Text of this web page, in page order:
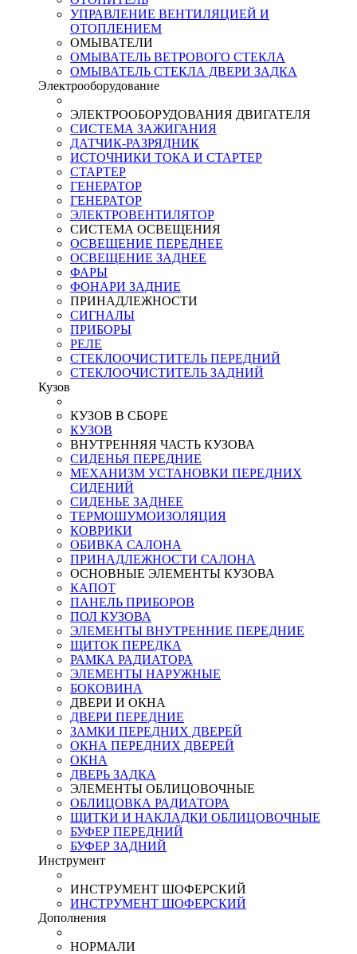
УПРАВЛЕНИЕ ВЕНТИЛЯЦИЕЙ И
ОТОПЛЕНИЕМ
ОМЫВАТЕЛИ
ОМЫВАТЕЛЬ ВЕТРОВОГО СТЕКЛА
ОМЫВАТЕЛЬ СТЕКЛА ДВЕРИ ЗАДКА
Электрооборудование
ЭЛЕКТРООБОРУДОВАНИЯ ДВИГАТЕЛЯ
СИСТЕМА ЗАЖИГАНИЯ
ДАТЧИК-РАЗРЯДНИК
ИСТОЧНИКИ ТОКА И СТАРТЕР
СТАРТЕР
ГЕНЕРАТОР
ГЕНЕРАТОР
ЭЛЕКТРОВЕНТИЛЯТОР
СИСТЕМА ОСВЕЩЕНИЯ
ОСВЕЩЕНИЕ ПЕРЕДНЕЕ
ОСВЕЩЕНИЕ ЗАДНЕЕ
ФАРЫ
ФОНАРИ ЗАДНИЕ
ПРИНАДЛЕЖНОСТИ
СИГНАЛЫ
ПРИБОРЫ
РЕЛЕ
СТЕКЛООЧИСТИТЕЛЬ ПЕРЕДНИЙ
СТЕКЛООЧИСТИТЕЛЬ ЗАДНИЙ
Кузов
КУЗОВ В СБОРЕ
КУЗОВ
ВНУТРЕННЯЯ ЧАСТЬ КУЗОВА
СИДЕНЬЯ ПЕРЕДНИЕ
МЕХАНИЗМ УСТАНОВКИ ПЕРЕДНИХ
СИДЕНИЙ
СИДЕНЬЕ ЗАДНЕЕ
ТЕРМОШУМОИЗОЛЯЦИЯ
КОВРИКИ
ОБИВКА САЛОНА
ПРИНАДЛЕЖНОСТИ САЛОНА
ОСНОВНЫЕ ЭЛЕМЕНТЫ КУЗОВА
КАПОТ
ПАНЕЛЬ ПРИБОРОВ
ПОЛ КУЗОВА
ЭЛЕМЕНТЫ ВНУТРЕННИЕ ПЕРЕДНИЕ
ЩИТОК ПЕРЕДКА
РАМКА РАДИАТОРА
ЭЛЕМЕНТЫ НАРУЖНЫЕ
БОКОВИНА
ДВЕРИ И ОКНА
ДВЕРИ ПЕРЕДНИЕ
ЗАМКИ ПЕРЕДНИХ ДВЕРЕЙ
ОКНА ПЕРЕДНИХ ДВЕРЕЙ
ОКНА
ДВЕРЬ ЗАДКА
ЭЛЕМЕНТЫ ОБЛИЦОВОЧНЫЕ
ОБЛИЦОВКА РАДИАТОРА
ЩИТКИ И НАКЛАДКИ ОБЛИЦОВОЧНЫЕ
БУФЕР ПЕРЕДНИЙ
БУФЕР ЗАДНИЙ
Инструмент
ИНСТРУМЕНТ ШОФЕРСКИЙ
ИНСТРУМЕНТ ШОФЕРСКИЙ
Дополнения
НОРМАЛИ